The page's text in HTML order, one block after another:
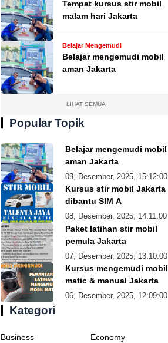
Tempat kursus stir mobil
malam hari Jakarta
Belajar Mengemudi
Belajar mengemudi mobil
aman Jakarta
LIHAT SEMUA
Popular Topik
Belajar mengemudi mobil
aman Jakarta
09, Desember, 2025, 15:12:00
Kursus stir mobil Jakarta
dibantu SIM A
08, Desember, 2025, 14:11:00
Paket latihan stir mobil
pemula Jakarta
07, Desember, 2025, 13:10:00
Kursus mengemudi mobil
matic & manual Jakarta
06, Desember, 2025, 12:09:00
Kategori
Business Economy